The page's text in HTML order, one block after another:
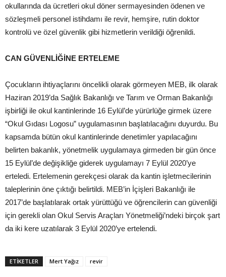
okullarında da ücretleri okul döner sermayesinden ödenen ve
sözleşmeli personel istihdamı ile revir, hemşire, rutin doktor
kontrolü ve özel güvenlik gibi hizmetlerin verildiği öğrenildi.
CAN GÜVENLİĞİNE ERTELEME
Çocukların ihtiyaçlarını öncelikli olarak görmeyen MEB, ilk olarak
Haziran 2019’da Sağlık Bakanlığı ve Tarım ve Orman Bakanlığı
işbirliği ile okul kantinlerinde 16 Eylül’de yürürlüğe girmek üzere
“Okul Gıdası Logosu” uygulamasının başlatılacağını duyurdu. Bu
kapsamda bütün okul kantinlerinde denetimler yapılacağını
belirten bakanlık, yönetmelik uygulamaya girmeden bir gün önce
15 Eylül’de değişikliğe giderek uygulamayı 7 Eylül 2020’ye
erteledi. Ertelemenin gerekçesi olarak da kantin işletmecilerinin
taleplerinin öne çıktığı belirtildi. MEB’in İçişleri Bakanlığı ile
2017’de başlatılarak ortak yürüttüğü ve öğrencilerin can güvenliği
için gerekli olan Okul Servis Araçları Yönetmeliği’ndeki birçok şart
da iki kere uzatılarak 3 Eylül 2020’ye ertelendi.
ETIKETLER Mert Yağız revir